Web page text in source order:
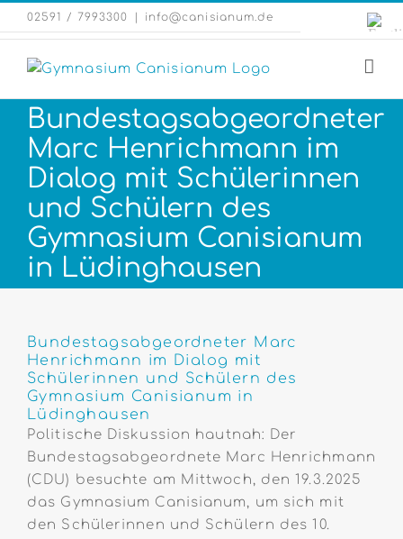
Zum
Inhalt
springen
02591 / 7993300 info@canisianum.de
Bundestagsabgeordneter
Marc Henrichmann im
Dialog mit Schülerinnen
und Schülern des
Gymnasium Canisianum
in Lüdinghausen
grösseres
Bild
Bundestagsabgeordneter Marc
Henrichmann im Dialog mit
Schülerinnen und Schülern des
Gymnasium Canisianum in
Lüdinghausen
Politische Diskussion hautnah: Der
Bundestagsabgeordnete Marc Henrichmann
(CDU) besuchte am Mittwoch, den 19.3.2025
das Gymnasium Canisianum, um sich mit
den Schülerinnen und Schülern des 10.